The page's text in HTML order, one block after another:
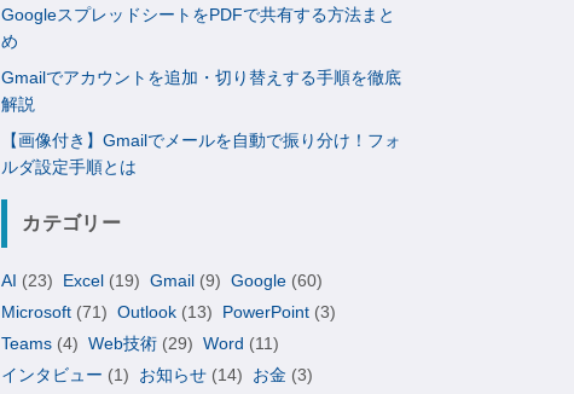
GoogleスプレッドシートをPDFで共有する方法まと
め
Gmailでアカウントを追加・切り替えする手順を徹底
解説
【画像付き】Gmailでメールを自動で振り分け！フォ
ルダ設定手順とは
カテゴリー
AI (23) Excel (19) Gmail (9) Google (60)
Microsoft (71) Outlook (13) PowerPoint (3)
Teams (4) Web技術 (29) Word (11)
インタビュー (1) お知らせ (14) お金 (3)